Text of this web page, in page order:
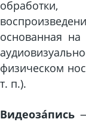
основанная
физическом
т. п.).
Видеоза́пись